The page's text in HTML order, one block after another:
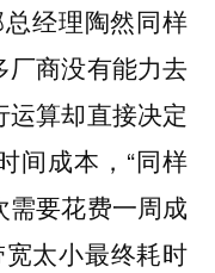
经理陶然同样
商没有能力去
算却直接决定
间成本，“同样
要花费一周成
太小最终耗时